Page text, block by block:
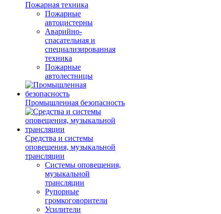
Пожарная техника
Пожарные
автоцистерны
Аварийно-
спасательная и
специализированная
техника
Пожарные
автолестницы
Промышленная безопасность
Средства и системы
оповещения, музыкальной
трансляции
Системы оповещения,
музыкальной
трансляции
Рупорные
громкоговорители
Усилители